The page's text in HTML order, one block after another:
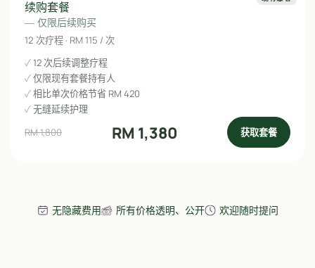
续购套餐
— 仅限后续购买
12 次疗程 · RM 115 / 次
12 次后续调整疗程
仅限现有套餐持有人
相比单次价格节省 RM 420
无缝延续护理
RM 1,800
RM 1,380 获取套餐
无隐藏费用 所有价格透明、公开 欢迎随时提问